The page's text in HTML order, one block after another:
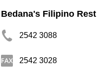
Bedana's Filipino Rest
2542 3088
2542 3028